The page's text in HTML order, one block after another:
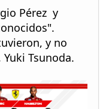
Pérez y
y no
Tsunoda.